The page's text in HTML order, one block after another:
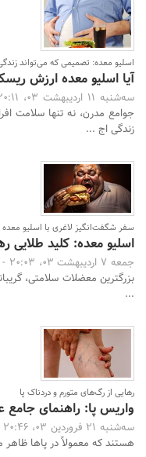
اسلیو معده: تصمیمی که می‌تواند
آیا اسلیو معده ارزش
سه‌شنبه 11 اردیبهشت 03، 20:11 -
جوامع مدرن، نه تنها سلامت
زندگی اج ...
سفر شگفت‌انگیز لاغری با اسلیو معده
اسلیو معده: کلید طلایی
جمعه 7 اردیبهشت 03، 20:03 -
بزرگترین معضلات سلامتی،
...
رهایی از رگ‌های متورم و دردناک پا
واریس پا: راهنمای جامع
سه‌شنبه 21 فروردین 03، 20:46 -
هستند که معمولاً در پاها ظاهر